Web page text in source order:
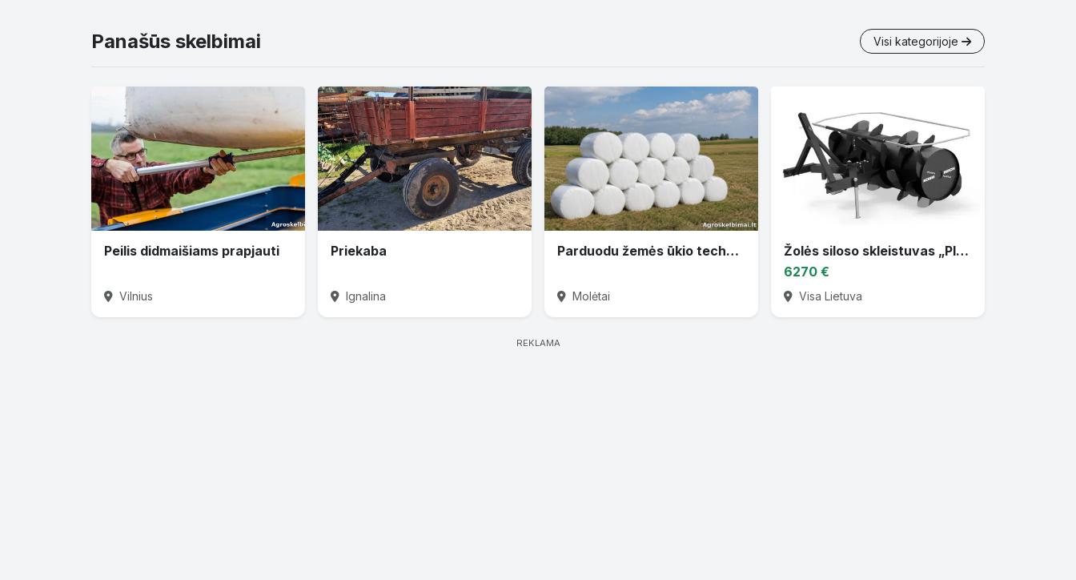
Panašūs skelbimai Visi kategorijoje
Peilis didmaišiams prapjauti
Vilnius
Priekaba
Ignalina
Parduodu žemės ūkio techniką
Molėtai
Žolės siloso skleistuvas „Plantar“ – su pasukimo funkcija
6270 €
Visa Lietuva
REKLAMA